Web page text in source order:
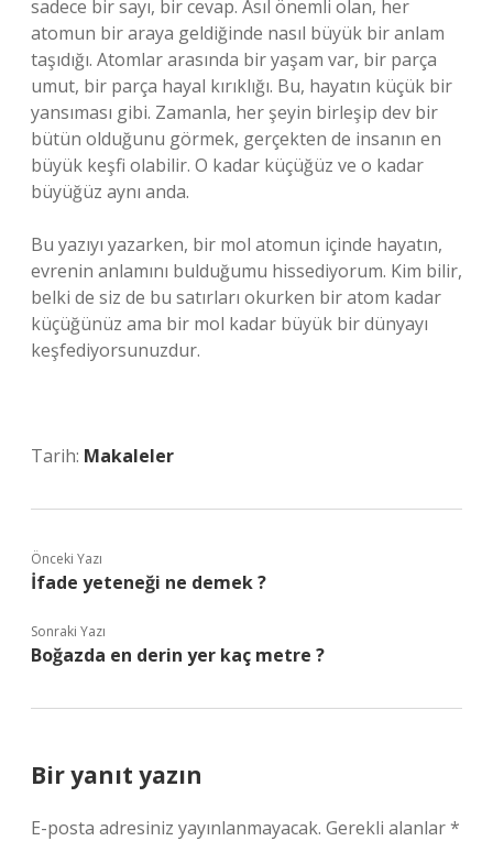
sadece bir sayı, bir cevap. Asıl önemli olan, her
atomun bir araya geldiğinde nasıl büyük bir anlam
taşıdığı. Atomlar arasında bir yaşam var, bir parça
umut, bir parça hayal kırıklığı. Bu, hayatın küçük bir
yansıması gibi. Zamanla, her şeyin birleşip dev bir
bütün olduğunu görmek, gerçekten de insanın en
büyük keşfi olabilir. O kadar küçüğüz ve o kadar
büyüğüz aynı anda.
Bu yazıyı yazarken, bir mol atomun içinde hayatın,
evrenin anlamını bulduğumu hissediyorum. Kim bilir,
belki de siz de bu satırları okurken bir atom kadar
küçüğünüz ama bir mol kadar büyük bir dünyayı
keşfediyorsunuzdur.
Tarih: Makaleler
Önceki Yazı
İfade yeteneği ne demek ?
Sonraki Yazı
Boğazda en derin yer kaç metre ?
Bir yanıt yazın
E-posta adresiniz yayınlanmayacak. Gerekli alanlar*